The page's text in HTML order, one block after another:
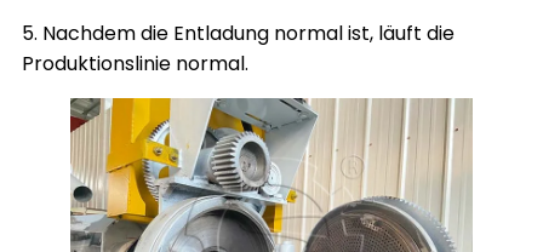
5. Nachdem die Entladung normal ist, läuft die
Produktionslinie normal.